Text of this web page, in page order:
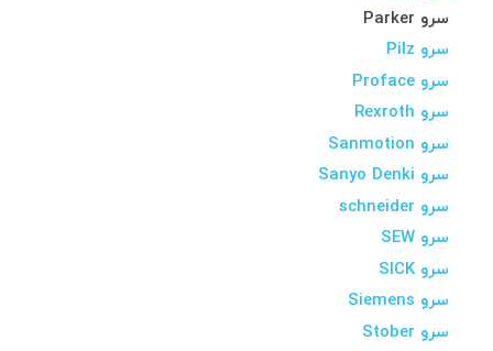
سرو Parker
سرو Pilz
سرو Proface
سرو Rexroth
سرو Sanmotion
سرو Sanyo Denki
سرو schneider
سرو SEW
سرو SICK
سرو Siemens
سرو Stober